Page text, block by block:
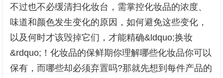
不过也不必缓清扫化妆台，需掌控化妆品的浓度、
味道和颜色发生变化的原因，如何避免这些变化，
以及何时才该毁掉它们，才能精确&ldquo;换妆
&rdquo;！化妆品的保鲜期你理解哪些化妆品你可以
保有，而哪些却必须弃置吗?那就先想到每件产品的